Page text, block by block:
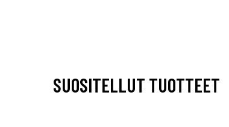
SUOSITELLUT TUOTTEET